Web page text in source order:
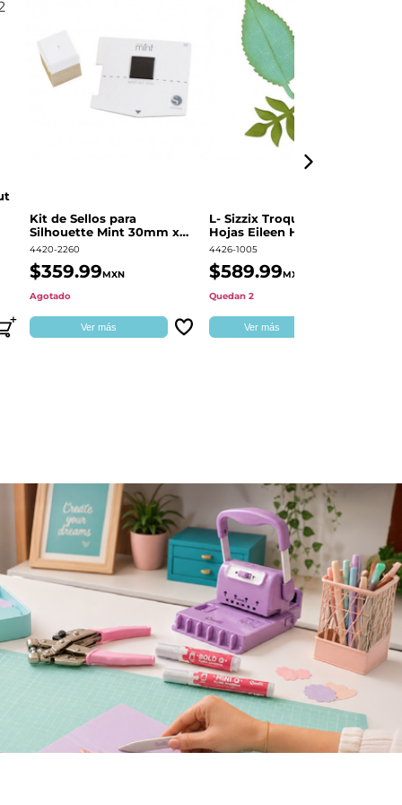
Kit de Sellos para
Silhouette Mint 30mm x
60mm
4420-2260
$359.99MXN
Agotado
Ver más
L- Sizzix Troquel Grueso
Hojas Eileen Hull | 661111
4426-1005
$589.99MXN
Quedan 2
Ver más